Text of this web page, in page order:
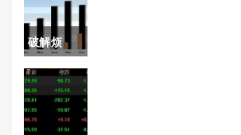
哪开户(买
期货去哪
里买)
破解烦
恼！新华
期货直播
间在线喊